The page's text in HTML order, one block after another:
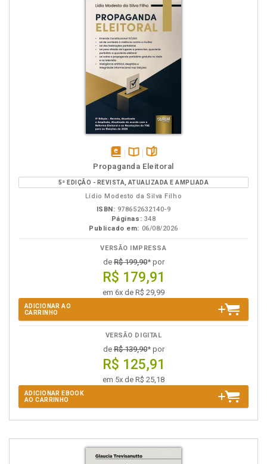
disponível
em
eBook
Disponível
na
B.V.
páginas
Propaganda Eleitoral
5ª EDIÇÃO - REVISTA, ATUALIZADA E AMPLIADA
Lídio Modesto da Silva Filho
ISBN: 978652632140-9
Páginas: 348
Publicado em: 06/08/2026
VERSÃO IMPRESSA
deR$ 199,90* por
R$ 179,91
em 6x de R$ 29,99
ADICIONAR AO
CARRINHO
VERSÃO DIGITAL
deR$ 139,90* por
R$ 125,91
em 5x de R$ 25,18
ADICIONAR EBOOK
AO CARRINHO